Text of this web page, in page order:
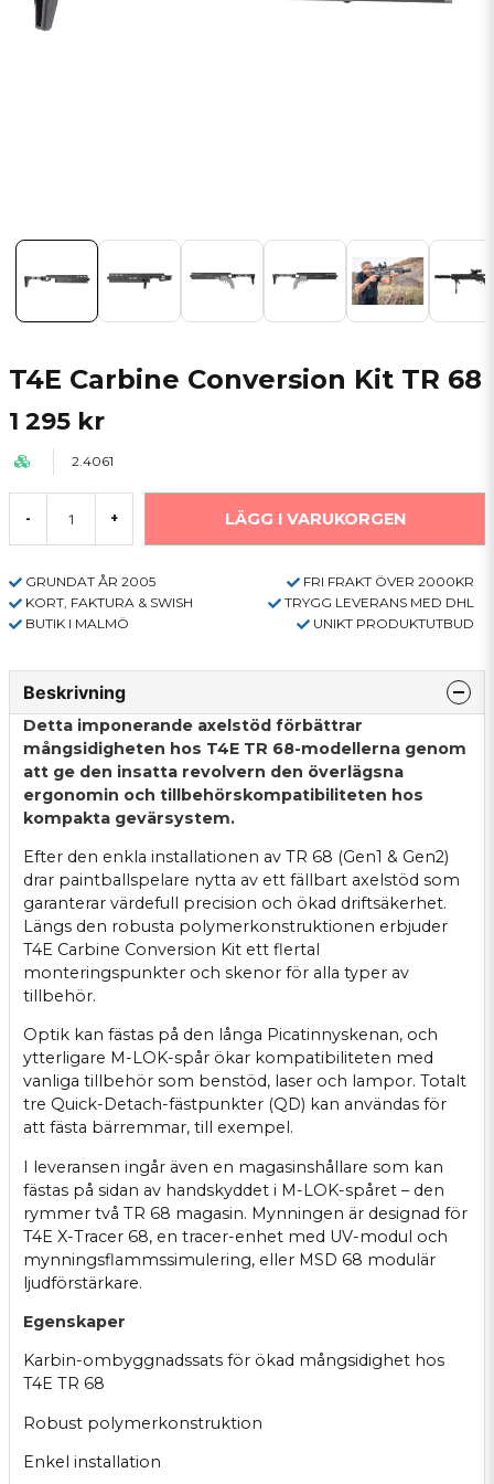
T4E Carbine Conversion Kit TR 68
1 295 kr
2.4061
- + LÄGG I VARUKORGEN
GRUNDAT ÅR 2005
FRI FRAKT ÖVER 2000KR
KORT, FAKTURA & SWISH
TRYGG LEVERANS MED DHL
BUTIK I MALMÖ
UNIKT PRODUKTUTBUD
Beskrivning
Detta imponerande axelstöd förbättrar
mångsidigheten hos T4E TR 68-modellerna genom
att ge den insatta revolvern den överlägsna
ergonomin och tillbehörskompatibiliteten hos
kompakta gevärsystem.
Efter den enkla installationen av TR 68 (Gen1 & Gen2)
drar paintballspelare nytta av ett fällbart axelstöd som
garanterar värdefull precision och ökad driftsäkerhet.
Längs den robusta polymerkonstruktionen erbjuder
T4E Carbine Conversion Kit ett flertal
monteringspunkter och skenor för alla typer av
tillbehör.
Optik kan fästas på den långa Picatinnyskenan, och
ytterligare M-LOK-spår ökar kompatibiliteten med
vanliga tillbehör som benstöd, laser och lampor. Totalt
tre Quick-Detach-fästpunkter (QD) kan användas för
att fästa bärremmar, till exempel.
I leveransen ingår även en magasinshållare som kan
fästas på sidan av handskyddet i M-LOK-spåret – den
rymmer två TR 68 magasin. Mynningen är designad för
T4E X-Tracer 68, en tracer-enhet med UV-modul och
mynningsflammssimulering, eller MSD 68 modulär
ljudförstärkare.
Egenskaper
Karbin-ombyggnadssats för ökad mångsidighet hos
T4E TR 68
Robust polymerkonstruktion
Enkel installation